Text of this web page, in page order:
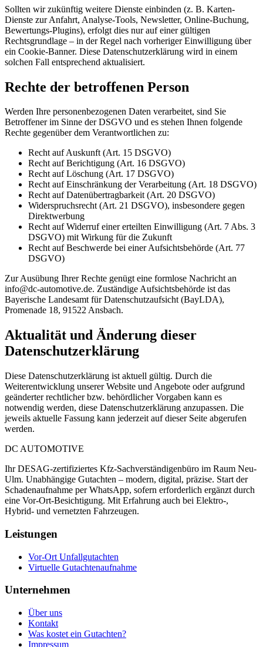
Sollten wir zukünftig weitere Dienste einbinden (z. B. Karten-
Dienste zur Anfahrt, Analyse-Tools, Newsletter, Online-Buchung,
Bewertungs-Plugins), erfolgt dies nur auf einer gültigen
Rechtsgrundlage – in der Regel nach vorheriger Einwilligung über
ein Cookie-Banner. Diese Datenschutzerklärung wird in einem
solchen Fall entsprechend aktualisiert.
Rechte der betroffenen Person
Werden Ihre personenbezogenen Daten verarbeitet, sind Sie
Betroffener im Sinne der DSGVO und es stehen Ihnen folgende
Rechte gegenüber dem Verantwortlichen zu:
Recht auf Auskunft (Art. 15 DSGVO)
Recht auf Berichtigung (Art. 16 DSGVO)
Recht auf Löschung (Art. 17 DSGVO)
Recht auf Einschränkung der Verarbeitung (Art. 18 DSGVO)
Recht auf Datenübertragbarkeit (Art. 20 DSGVO)
Widerspruchsrecht (Art. 21 DSGVO), insbesondere gegen
Direktwerbung
Recht auf Widerruf einer erteilten Einwilligung (Art. 7 Abs. 3
DSGVO) mit Wirkung für die Zukunft
Recht auf Beschwerde bei einer Aufsichtsbehörde (Art. 77
DSGVO)
Zur Ausübung Ihrer Rechte genügt eine formlose Nachricht an
info@dc-automotive.de. Zuständige Aufsichtsbehörde ist das
Bayerische Landesamt für Datenschutzaufsicht (BayLDA),
Promenade 18, 91522 Ansbach.
Aktualität und Änderung dieser
Datenschutzerklärung
Diese Datenschutzerklärung ist aktuell gültig. Durch die
Weiterentwicklung unserer Website und Angebote oder aufgrund
geänderter rechtlicher bzw. behördlicher Vorgaben kann es
notwendig werden, diese Datenschutzerklärung anzupassen. Die
jeweils aktuelle Fassung kann jederzeit auf dieser Seite abgerufen
werden.
DC AUTOMOTIVE
Ihr DESAG-zertifiziertes Kfz-Sachverständigenbüro im Raum Neu-
Ulm. Unabhängige Gutachten – modern, digital, präzise. Start der
Schadenaufnahme per WhatsApp, sofern erforderlich ergänzt durch
eine Vor-Ort-Besichtigung. Mit Erfahrung auch bei Elektro-,
Hybrid- und vernetzten Fahrzeugen.
Leistungen
Vor-Ort Unfallgutachten
Virtuelle Gutachtenaufnahme
Unternehmen
Über uns
Kontakt
Was kostet ein Gutachten?
Impressum